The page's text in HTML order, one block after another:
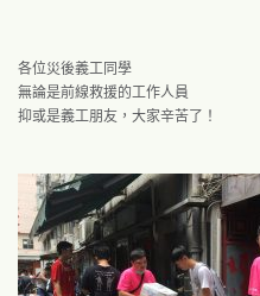
各位災後義工同學
無論是前線救援的工作人員
抑或是義工朋友，大家辛苦了！